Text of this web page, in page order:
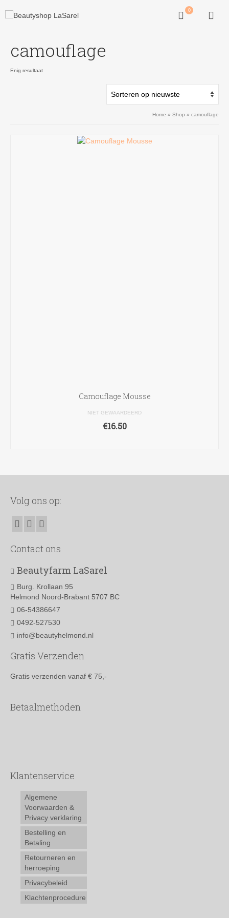
0
camouflage
Enig resultaat
Home » Shop » camouflage
Camouflage Mousse
NIET GEWAARDEERD
€16.50
heeft
Volg ons op:
Contact ons
Beautyfarm LaSarel
Burg. Krollaan 95
Helmond Noord-Brabant 5707 BC
06-54386647
0492-527530
info@beautyhelmond.nl
Gratis Verzenden
Gratis verzenden vanaf € 75,-
Betaalmethoden
Klantenservice
Algemene
Voorwaarden &
Privacy verklaring
Bestelling en
Betaling
Retourneren en
herroeping
Privacybeleid
Klachtenprocedure